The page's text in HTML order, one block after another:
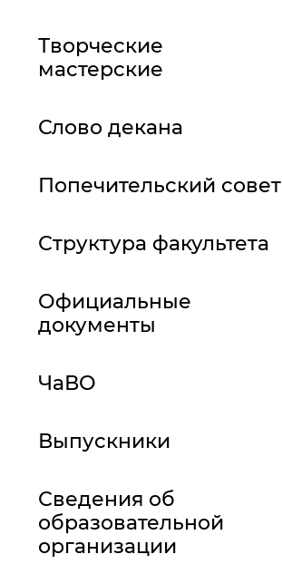
Творческие
мастерские
Слово декана
Попечительский совет
Структура факультета
Официальные
документы
ЧаВО
Выпускники
Сведения об
образовательной
организации